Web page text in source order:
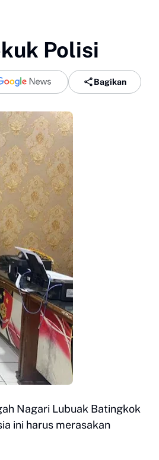
Polisi
Bagikan
Nagari Lubuak Batingkok
ini harus merasakan